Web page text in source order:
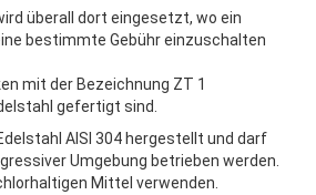
überall dort eingesetzt, wo ein
bestimmte Gebühr einzuschalten
mit der Bezeichnung ZT 1
gefertigt sind.
AISI 304 hergestellt und darf
Umgebung betrieben werden.
Mittel verwenden.